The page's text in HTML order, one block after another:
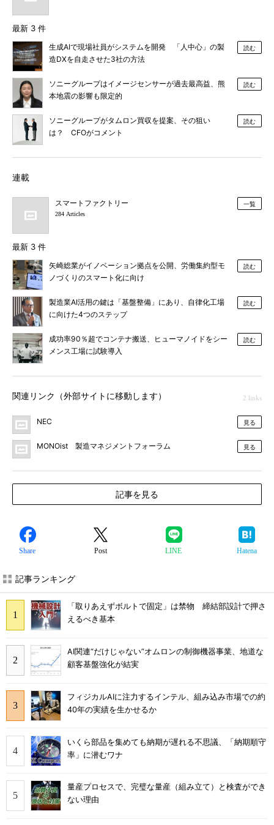
最新 3 件
生成AIで現場社員がシステムを開発 「人中心」の製
造DXを自走させた3社の方法
読む
ソニーグループはイメージセンサーが過去最高益、熊
本地震の影響も限定的
読む
ソニーグループがタムロン買収を提案、その狙い
は？ CFOがコメント
読む
連載
スマートファクトリー
284 Articles
一覧
最新 3 件
矢崎総業がイノベーション拠点を公開、労働集約型モ
ノづくりのスマート化に向け
読む
製造業AI活用の鍵は「基盤整備」にあり、自律化工場
に向けた4つのステップ
読む
成功率90％超でコンテナ搬送、ヒューマノイドをシー
メンス工場に試験導入
読む
関連リンク（外部サイトに移動します） 2 links
NEC 見る
MONOist 製造マネジメントフォーラム 見る
記事を見る
Share Post LINE Hatena
記事ランキング
「取りあえずボルトで固定」は禁物 締結部設計で押さ
えるべき基本
AI関連“だけじゃない”オムロンの制御機器事業、地道な
顧客基盤強化が結実
フィジカルAIに注力するインテル、組み込み市場での約
40年の実績を生かせるか
いくら部品を集めても納期が遅れる不思議、「納期順守
率」に潜むワナ
量産プロセスで、完璧な量産（組み立て）と検査ができ
ない理由